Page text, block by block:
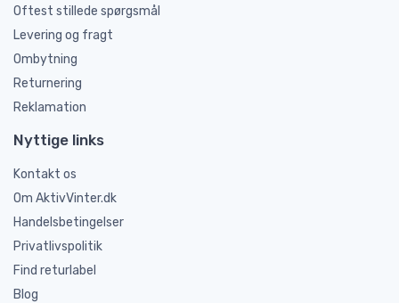
Oftest stillede spørgsmål
Levering og fragt
Ombytning
Returnering
Reklamation
Nyttige links
Kontakt os
Om AktivVinter.dk
Handelsbetingelser
Privatlivspolitik
Find returlabel
Blog